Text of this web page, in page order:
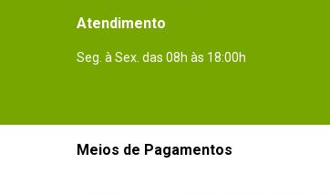
Atendimento
Seg. à Sex. das 08h às 18:00h
Meios de Pagamentos